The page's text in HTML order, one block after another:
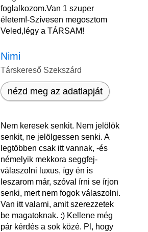
foglalkozom.Van 1 szuper
életem!-Szívesen megosztom
Veled,légy a TÁRSAM!
Nimi
Társkereső Szekszárd
nézd meg az adatlapját
Nem keresek senkit. Nem jelölök
senkit, ne jelölgessen senki. A
legtöbben csak itt vannak, -és
némelyik mekkora seggfej-
válaszolni luxus, így én is
leszarom már, szóval írni se írjon
senki, mert nem fogok válaszolni.
Van itt valami, amit szerezzetek
be magatoknak. :) Kellene még
pár kérdés a sok közé. Pl, hogy